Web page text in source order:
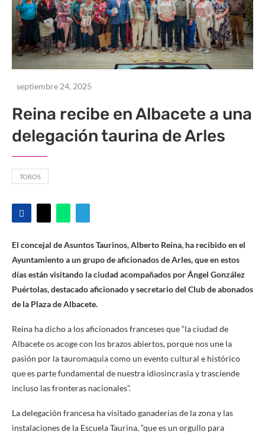
septiembre 24, 2025
Reina recibe en Albacete a una
delegación taurina de Arles
TOROS
El concejal de Asuntos Taurinos, Alberto Reina, ha recibido en el
Ayuntamiento a un grupo de aficionados de Arles, que en estos
días están visitando la ciudad acompañados por Ángel González
Puértolas, destacado aficionado y secretario del Club de abonados
de la Plaza de Albacete.
Reina ha dicho a los aficionados franceses que “la ciudad de
Albacete os acoge con los brazos abiertos, porque nos une la
pasión por la tauromaquia como un evento cultural e histórico
que es parte fundamental de nuestra idiosincrasia y trasciende
incluso las fronteras nacionales”.
La delegación francesa ha visitado ganaderías de la zona y las
instalaciones de la Escuela Taurina, “que es un orgullo para